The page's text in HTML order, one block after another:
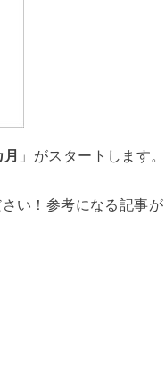
」がスタートします。
い！参考になる記事が